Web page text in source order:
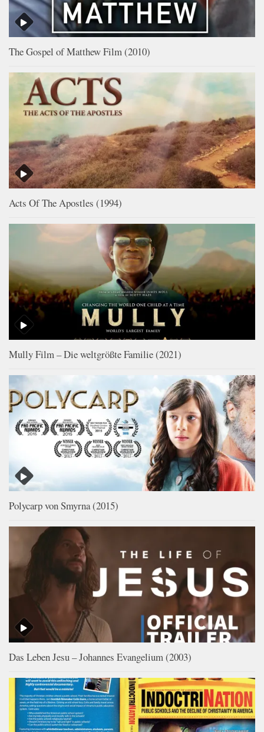
The Gospel of Matthew Film (2010)
Acts Of The Apostles (1994)
Mully Film – Die weltgrößte Familie (2021)
Polycarp von Smyrna (2015)
Das Leben Jesu – Johannes Evangelium (2003)